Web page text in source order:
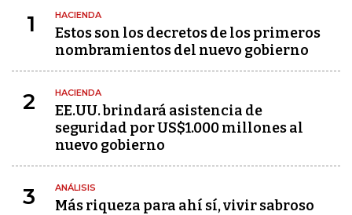
1 HACIENDA
Estos son los decretos de los primeros
nombramientos del nuevo gobierno
2 HACIENDA
EE.UU. brindará asistencia de
seguridad por US$1.000 millones al
nuevo gobierno
3 ANÁLISIS
Más riqueza para ahí sí, vivir sabroso